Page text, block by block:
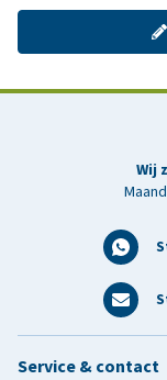
Wij
Service & contact